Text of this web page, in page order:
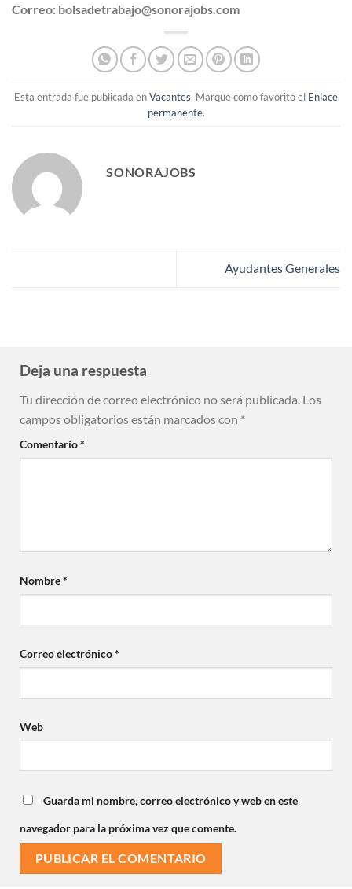
Correo: bolsadetrabajo@sonorajobs.com
Esta entrada fue publicada enVacantes. Marque como favorito el Enlace
permanente.
SONORAJOBS
Ayudantes Generales
Deja una respuesta
Tu dirección de correo electrónico no será publicada. Los
campos obligatorios están marcados con *
Comentario*
Nombre*
Correo electrónico*
Web
Guarda mi nombre, correo electrónico y web en este
navegador para la próxima vez que comente.